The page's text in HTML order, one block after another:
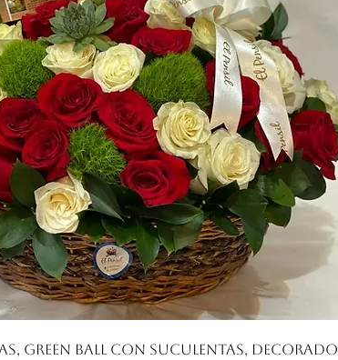
green ball con suculentas, decorado